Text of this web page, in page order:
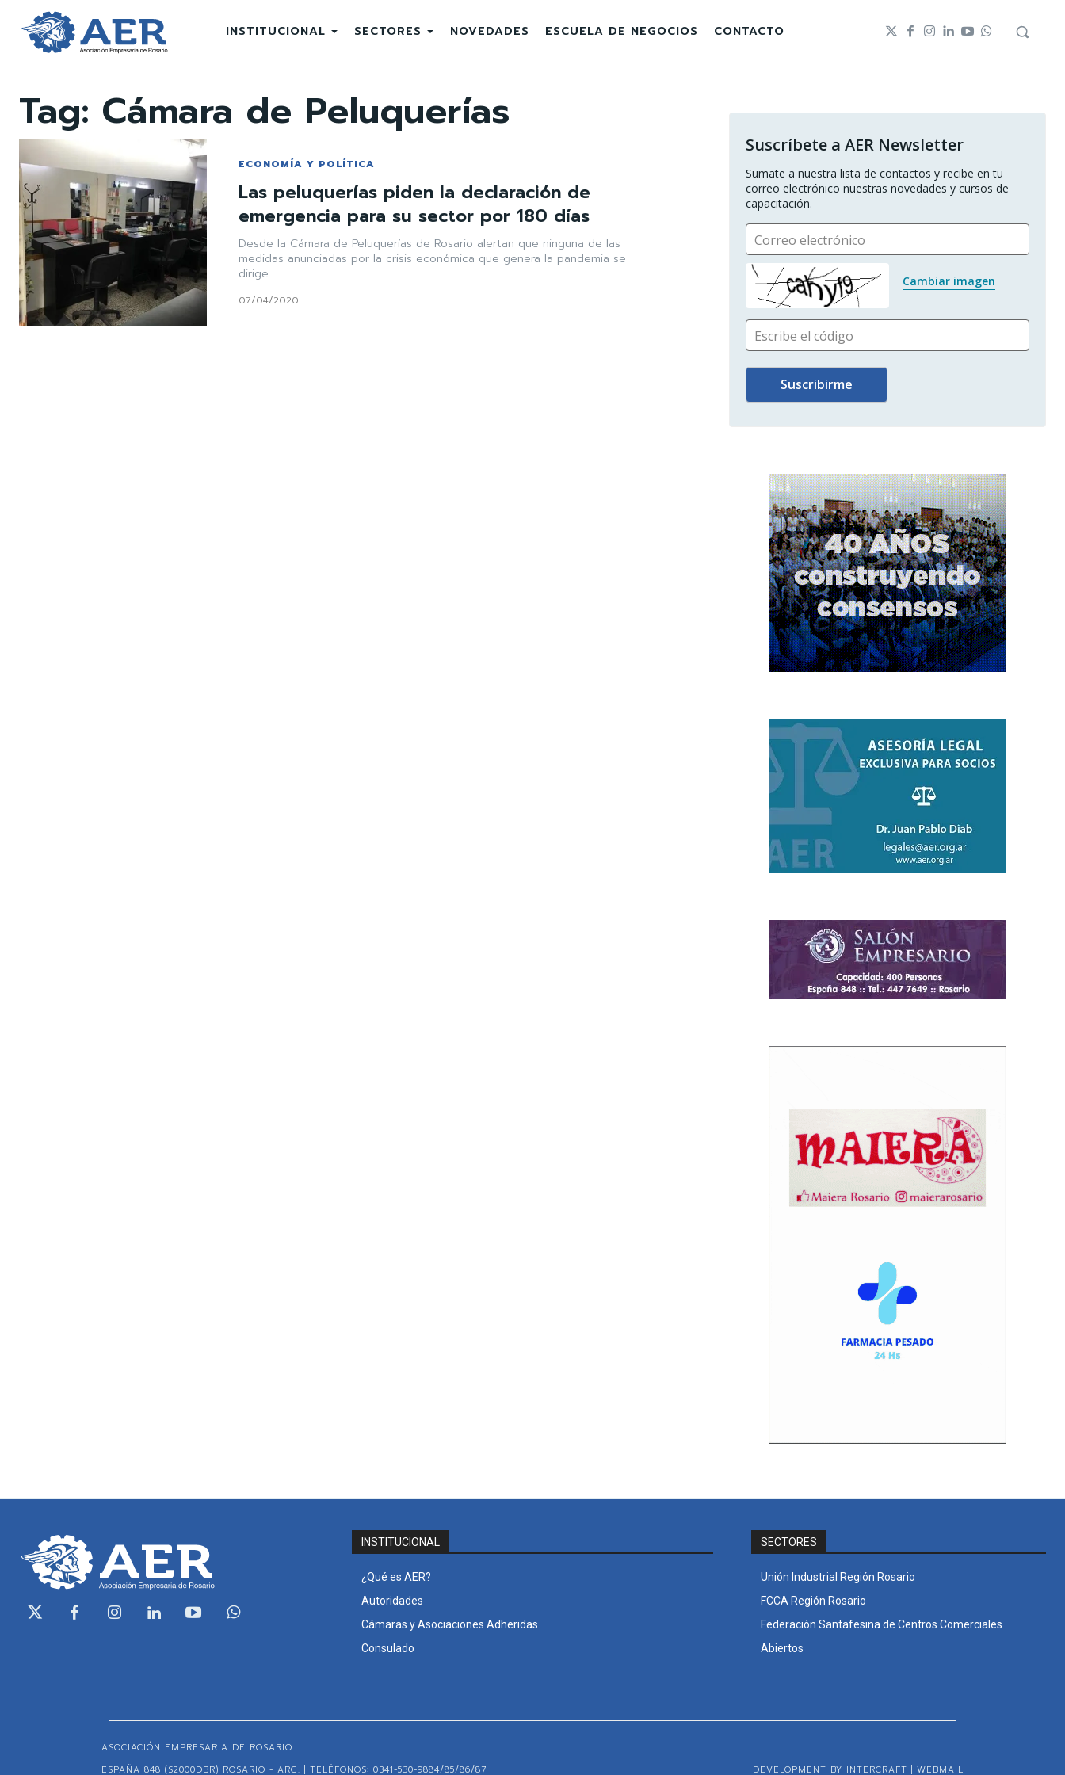
INSTITUCIONAL SECTORES NOVEDADES ESCUELA DE NEGOCIOS CONTACTO
Tag: Cámara de Peluquerías
ECONOMÍA Y POLÍTICA
Las peluquerías piden la declaración de
emergencia para su sector por 180 días
Desde la Cámara de Peluquerías de Rosario alertan que ninguna de las
medidas anunciadas por la crisis económica que genera la pandemia se
dirige...
07/04/2020
Suscríbete a AER Newsletter
Sumate a nuestra lista de contactos y recibe en tu
correo electrónico nuestras novedades y cursos de
capacitación.
Correo electrónico
Cambiar imagen
Escribe el código
INSTITUCIONAL
¿Qué es AER?
Autoridades
Cámaras y Asociaciones Adheridas
Consulado
SECTORES
Unión Industrial Región Rosario
FCCA Región Rosario
Federación Santafesina de Centros Comerciales
Abiertos
ASOCIACIÓN EMPRESARIA DE ROSARIO
ESPAÑA 848 (S2000DBR) ROSARIO - ARG. | TELÉFONOS: 0341-530-9884/85/86/87
DEVELOPMENT BY INTERCRAFT | WEBMAIL